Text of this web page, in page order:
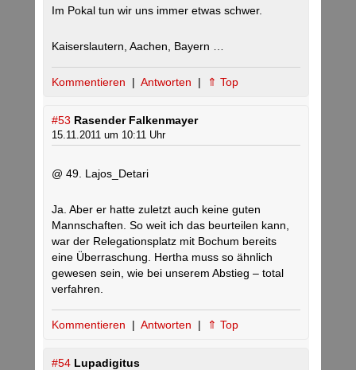
Im Pokal tun wir uns immer etwas schwer.
Kaiserslautern, Aachen, Bayern …
Kommentieren | Antworten | ⇑ Top
#53 Rasender Falkenmayer
15.11.2011 um 10:11 Uhr
@ 49. Lajos_Detari
Ja. Aber er hatte zuletzt auch keine guten
Mannschaften. So weit ich das beurteilen kann,
war der Relegationsplatz mit Bochum bereits
eine Überraschung. Hertha muss so ähnlich
gewesen sein, wie bei unserem Abstieg – total
verfahren.
Kommentieren | Antworten | ⇑ Top
#54 Lupadigitus